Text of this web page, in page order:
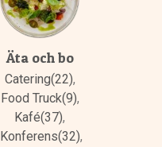
Äta och bo
Catering(22),
Food Truck(9),
Kafé(37),
Konferens(32),